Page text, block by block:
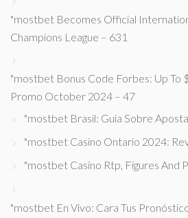
"mostbet Becomes Official
Champions League – 631
"mostbet Bonus Code Forbes: Up To
Promo October 2024 – 47
"mostbet Brasil: Guia Sobre
"mostbet Casino Ontario 2024:
"mostbet Casino Rtp, Figures And
"mostbet En Vivo: Cara Tus